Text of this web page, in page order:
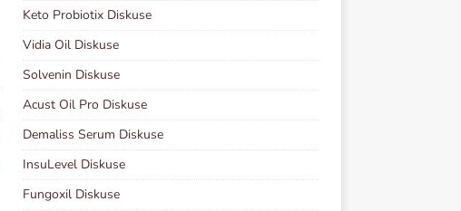
Keto Probiotix Diskuse
Vidia Oil Diskuse
Solvenin Diskuse
Acust Oil Pro Diskuse
Demaliss Serum Diskuse
InsuLevel Diskuse
Fungoxil Diskuse